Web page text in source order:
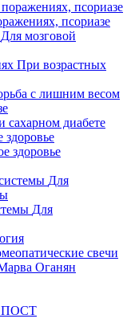
псориазе
Для мозговой
При возрастных
с лишним весом
сахарном диабете
здоровье
здоровье
Для
Для
свечи
Оганян
ПОСТ